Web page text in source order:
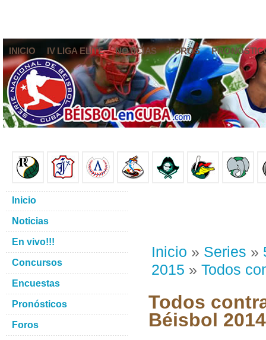
INICIO IV LIGA ELITE NOTICIAS FOROS
Inicio » Series »
2015 » Todos
Todos
Béisbol
Inicio
Noticias
En vivo!!!
Concursos
Encuestas
Pronósticos
Foros